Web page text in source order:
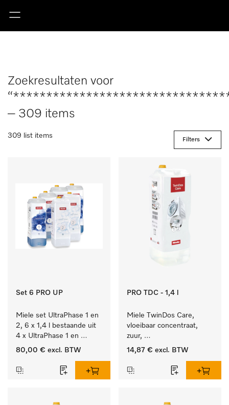
Zoekresultaten voor
– 309 items
309 list items
Filters
Set 6 PRO UP
Miele set UltraPhase 1 en
2, 6 x 1,4 l bestaande uit
4 x UltraPhase 1 en
2 x UltraPhase 2.
80,00 € excl. BTW
PRO TDC - 1,4 l
Miele TwinDos Care,
vloeibaar concentraat,
zuur,
1,4 l Reinigingsmiddel
doseersysteem.
14,87 € excl. BTW